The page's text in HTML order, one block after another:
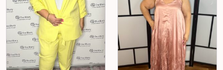
terméknek
több
variációja
van.
A